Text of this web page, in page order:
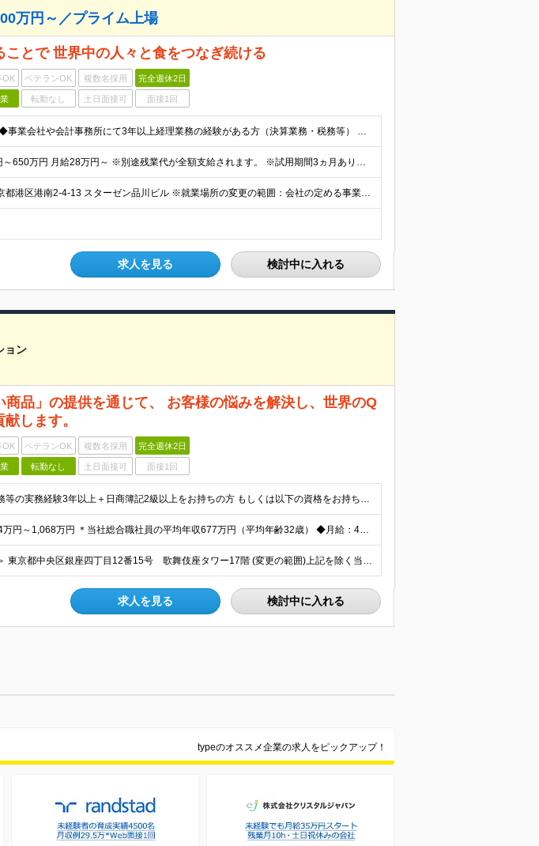
万円～／プライム上場
とで 世界中の人々と食をつなぎ続ける
OK ベテランOK 複数名採用 完全週休2日
転勤なし 土日面接可 面接1回
◆学歴不問 ◆事業会社や会計事務所にて3年以上経理業務の経験がある方（決算業務・税務等） ★経理経験がない場合でも、ポテンシャルが高い方の採用も積極的に検討します。
年収500万円～650万円 月給28万円～ ※別途残業代が全額支給されます。 ※試用期間3ヵ月あり。試用期間中の給与・待遇に差異はありません。
【本社】東京都港区港南2-4-13 スターゼン品川ビル ※就業場所の変更の範囲：会社の定める事業所（限定なし）
求人を見る 検討中に入れる
ョン
商品」の提供を通じて、 お客様の悩みを解決し、世界のQ
します。
OK ベテランOK 複数名採用 完全週休2日
転勤なし 土日面接可 面接1回
◎経理、財務等の実務経験3年以上＋日商簿記2級以上をお持ちの方 もしくは以下の資格をお持ちの方は実務未経験でも歓迎です！ ・日商簿記1級 ・公認会計士試験：短答式試験合格 ・税理士試験：2科目以上合
◆年収：504万円～1,068万円 ＊当社総合職社員の平均年収677万円（平均年齢32歳） ◆月給：42万円～89万円 ※45時間分の固定残業代（10万9249円～23万1503円）含む。45時間を
＜東京本社＞ 東京都中央区銀座四丁目12番15号 歌舞伎座タワー17階 (変更の範囲)上記を除く当社関連勤務地
求人を見る 検討中に入れる
typeのオススメ企業の求人をピックアップ！